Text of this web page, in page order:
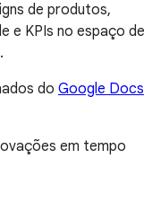
de produtos,
e KPIs no espaço de
.
do Google Docs
em tempo